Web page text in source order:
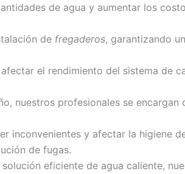
de agua y aumentar los
de fregaderos, garantizando
el rendimiento del sistema de
nuestros profesionales se
inconvenientes y afectar la higiene
de fugas.
eficiente de agua caliente,